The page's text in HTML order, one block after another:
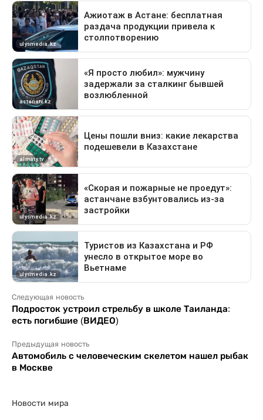
Следующая новость
Подросток устроил стрельбу в школе Таиланда:
есть погибшие (ВИДЕО)
Предыдущая новость
Автомобиль с человеческим скелетом нашел рыбак
в Москве
Новости мира